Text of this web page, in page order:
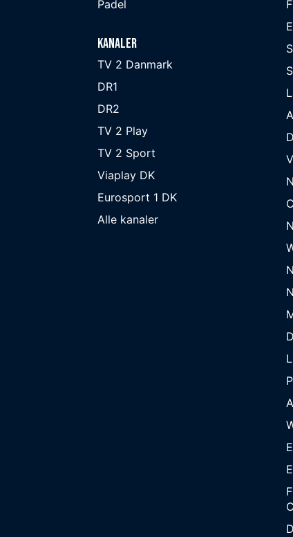
Padel
Kanaler
TV 2 Danmark
DR1
DR2
TV 2 Play
TV 2 Sport
Viaplay DK
Eurosport 1 DK
Alle kanaler